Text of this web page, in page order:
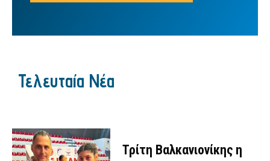
Τελευταία Νέα
Τρίτη Βαλκανιονίκης η